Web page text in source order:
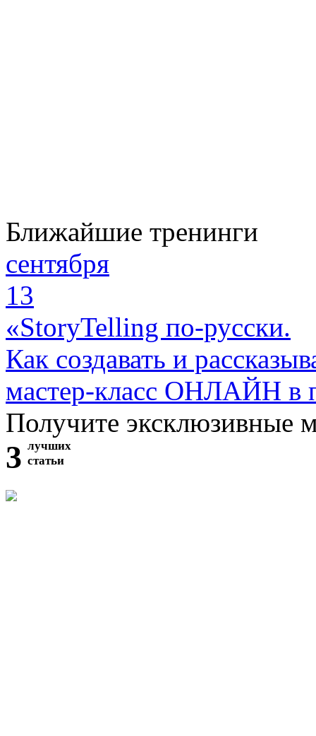
Ближайшие тренинги
сентября
13
«StoryTelling по-русски.
Как создавать и
мастер-класс ОНЛАЙН в
Получите эксклюзивные
3 лучших
статьи